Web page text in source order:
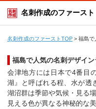
名刺作成のファースト
名刺作成のファーストTOP > 福島で
福島で人気の名刺デザイン
会津地方には日本で4番目
湖』と呼ばれる程、水が透
湖沼群は季節や気候・見る
見える色が異なる神秘的な